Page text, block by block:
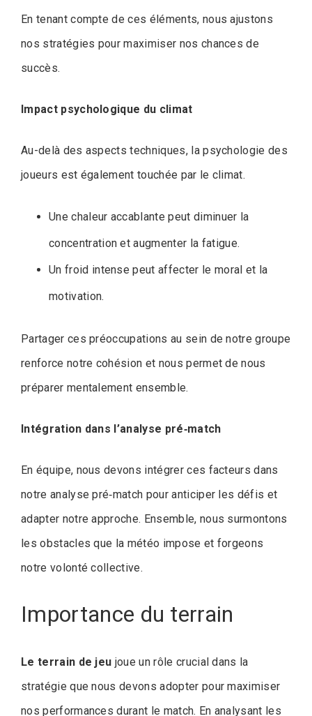
En tenant compte de ces éléments, nous ajustons
nos stratégies pour maximiser nos chances de
succès.
Impact psychologique du climat
Au-delà des aspects techniques, la psychologie des
joueurs est également touchée par le climat.
Une chaleur accablante peut diminuer la
concentration et augmenter la fatigue.
Un froid intense peut affecter le moral et la
motivation.
Partager ces préoccupations au sein de notre groupe
renforce notre cohésion et nous permet de nous
préparer mentalement ensemble.
Intégration dans l’analyse pré‑match
En équipe, nous devons intégrer ces facteurs dans
notre analyse pré‑match pour anticiper les défis et
adapter notre approche. Ensemble, nous surmontons
les obstacles que la météo impose et forgeons
notre volonté collective.
Importance du terrain
Le terrain de jeu joue un rôle crucial dans la
stratégie que nous devons adopter pour maximiser
nos performances durant le match. En analysant les